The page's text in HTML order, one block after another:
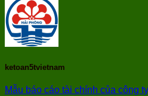
ketoan5tvietnam
Mẫu báo cáo tài chính của công